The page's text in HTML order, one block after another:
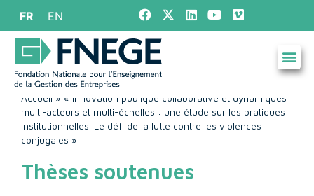
FR EN
Accueil » « Innovation publique collaborative et dynamiques
multi-acteurs et multi-échelles : une étude sur les pratiques
institutionnelles. Le défi de la lutte contre les violences
conjugales »
Thèses soutenues